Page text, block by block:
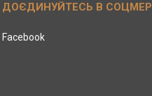
ДОЄДИНУЙТЕСЬ В
Facebook